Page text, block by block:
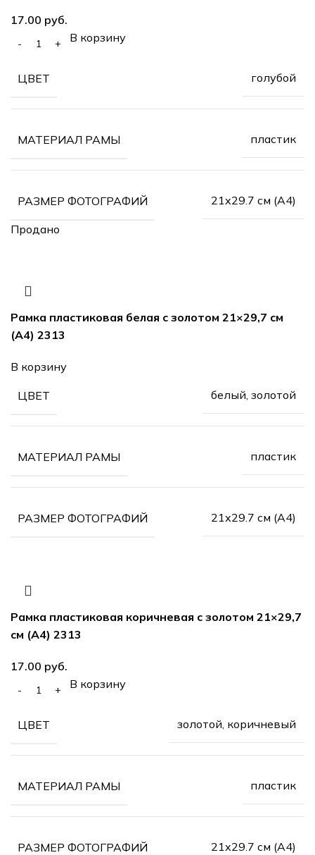
руб.
В корзину
ЦВЕТ голубой
МАТЕРИАЛ РАМЫ пластик
РАЗМЕР ФОТОГРАФИЙ 21х29.7 см (А4)
Продано
Рамка пластиковая белая с золотом 21×29,7 см
(А4) 2313
В корзину
ЦВЕТ белый, золотой
МАТЕРИАЛ РАМЫ пластик
РАЗМЕР ФОТОГРАФИЙ 21х29.7 см (А4)
Рамка пластиковая коричневая с золотом 21×29,7
см (А4) 2313
руб.
В корзину
ЦВЕТ золотой, коричневый
МАТЕРИАЛ РАМЫ пластик
РАЗМЕР ФОТОГРАФИЙ 21х29.7 см (А4)